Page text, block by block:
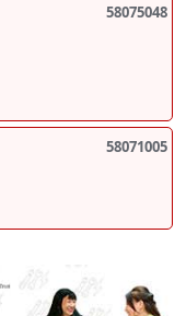
58075048
58071005